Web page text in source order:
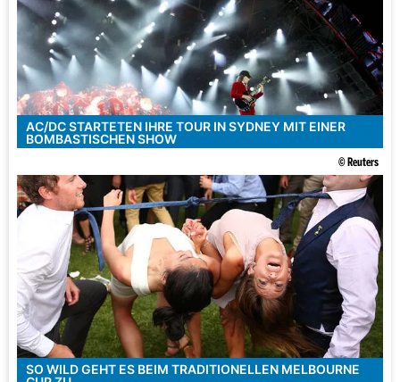
AC/DC STARTETEN IHRE TOUR IN SYDNEY MIT EINER
BOMBASTISCHEN SHOW
© Reuters
SO WILD GEHT ES BEIM TRADITIONELLEN MELBOURNE